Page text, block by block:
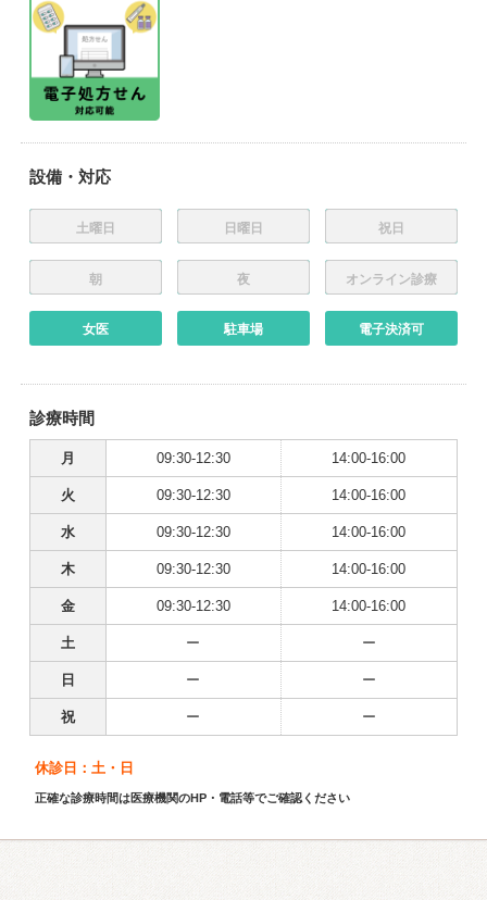
設備・対応
土曜日 日曜日 祝日
朝 夜 オンライン診療
女医 駐車場 電子決済可
診療時間
月 09:30-12:30 14:00-16:00
火 09:30-12:30 14:00-16:00
水 09:30-12:30 14:00-16:00
木 09:30-12:30 14:00-16:00
金 09:30-12:30 14:00-16:00
土 ー ー
日 ー ー
祝 ー ー
休診日：土・日
正確な診療時間は医療機関のHP・電話等でご確認ください